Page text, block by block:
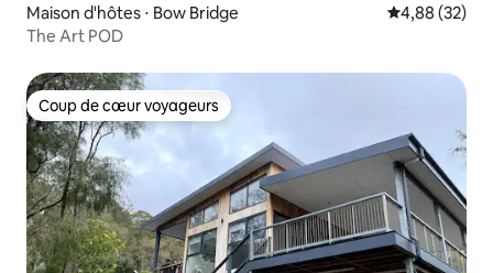
Maison d'hôtes ⋅ Bow Bridge Évaluation
4,88 (32)
The Art POD
Coup de cœur voyageurs
Coup de cœur voyageurs